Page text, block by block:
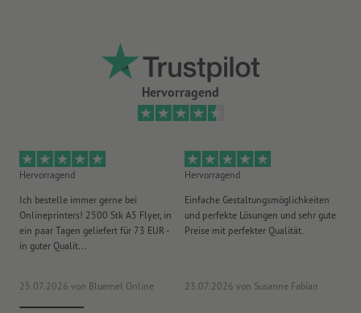
Hervorragend
Hervorragend
Ich bestelle immer gerne bei
Onlineprinters! 2500 Stk A5 Flyer, in
ein paar Tagen geliefert für 73 EUR -
in guter Qualit...
25.07.2026 von Bluemel Online
Hervorragend
Einfache Gestaltungsmöglichkeiten
und perfekte Lösungen und sehr gute
Preise mit perfekter Qualität.
23.07.2026 von Susanne Fabian